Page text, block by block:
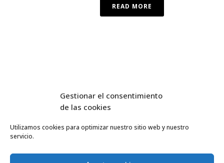
Gestionar el consentimiento
de las cookies
Utilizamos cookies para optimizar nuestro sitio web y nuestro
servicio.
READ MORE
INICIO